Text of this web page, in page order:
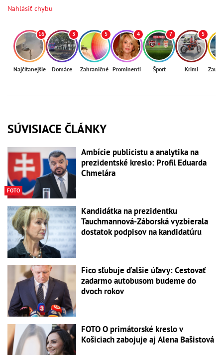
Nahlásiť chybu
16
Najčítanejšie
3
Domáce
5
Zahraničné
4
Prominenti
7
Šport
5
Krimi
SÚVISIACE ČLÁNKY
FOTO
Ambície publicistu a analytika na
prezidentské kreslo: Profil Eduarda
Chmelára
Kandidátka na prezidentku
Tauchmannová-Záborská vyzbierala
dostatok podpisov na kandidatúru
Fico sľubuje ďalšie úľavy: Cestovať
zadarmo autobusom budeme do
dvoch rokov
FOTO O primátorské kreslo v
Košiciach zabojuje aj Alena Bašistová